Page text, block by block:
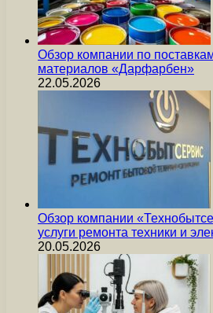
Обзор компании по
материалов «Дарфарбен»
22.05.2026
Обзор компании
услуги ремонта техники и
20.05.2026